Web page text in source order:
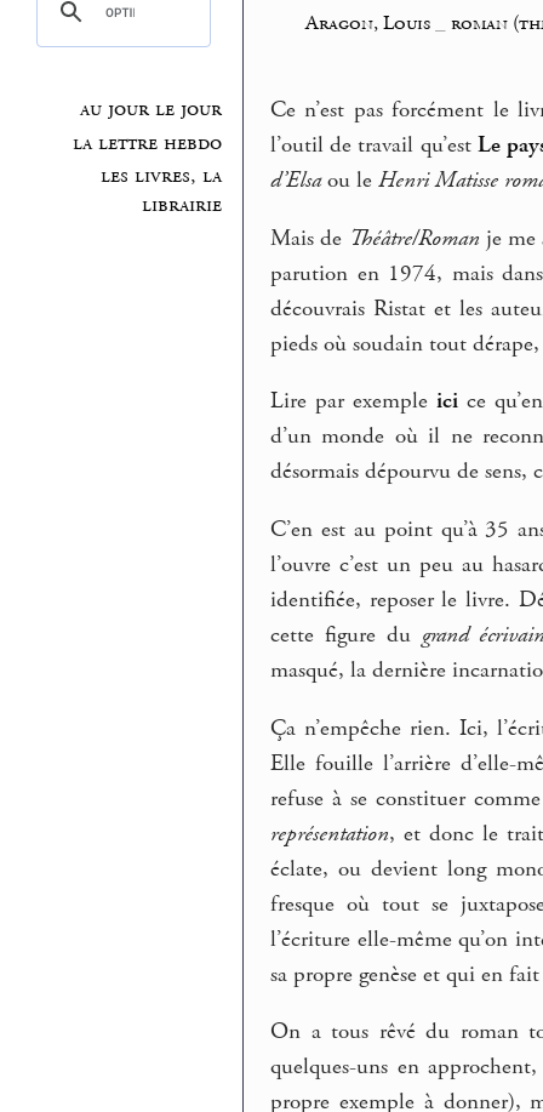
au jour le jour
la lettre hebdo
les livres, la
librairie
Aragon, Louis_ roman
Ce n’est pas forcément le
l’outil de travail qu’est Le
d’Elsaou leHenri Matisse
Mais de Théâtre/Roman je
parution en 1974, mais
découvrais Ristat et les
pieds où soudain tout
Lire par exemple icice
d’un monde où il ne
désormais dépourvu de
C’en est au point qu’à 35
l’ouvre c’est un peu au
identifiée, reposer le livre.
cette figure du grand
masqué, la dernière
Ça n’empêche rien. Ici,
Elle fouille l’arrière d’elle-
refuse à se constituer
représentation, et donc le
éclate, ou devient long
fresque où tout se
l’écriture elle-même qu’on
sa propre genèse et qui en
On a tous rêvé du roman
quelques-uns en
propre exemple à donner),